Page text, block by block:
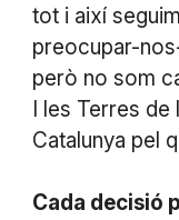
tot i així
preocupar-
però no som
I les Terres
Catalunya pel
Cada decisió